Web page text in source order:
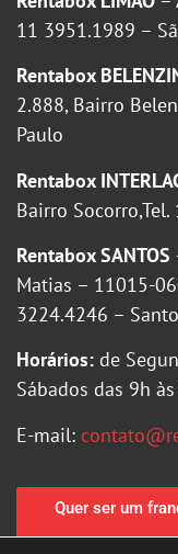
11 3951.1989 –
Rentabox
2.888, Bairro
Paulo
Rentabox
Bairro
Rentabox SANTOS
Matias – 11015-
3224.4246 –
Horários: de
Sábados das 9h
E-mail:
Quer ser um